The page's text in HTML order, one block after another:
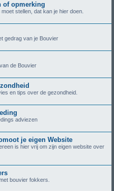
of opmerking
stellen, dat kan je hier doen.
gedrag van je Bouvier
de Bouvier
en tips over de gezondheid.
adviezen
je eigen Website
is hier vrij om zijn eigen website over
bouvier fokkers.